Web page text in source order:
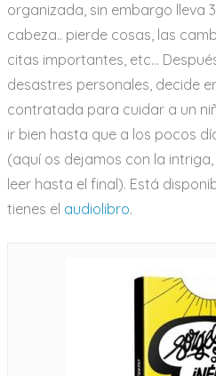
organizada, sin embargo lleva
cabeza.. pierde cosas, las
citas importantes, etc…
desastres personales, decide
contratada para cuidar a un
ir bien hasta que a los pocos
(aquí os dejamos con la
leer hasta el final). Está
tienes el audiolibro.